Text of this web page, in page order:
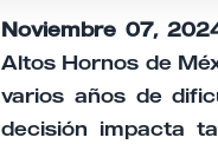
Noviembre 07,
Altos Hornos de
varios años de
decisión impacta